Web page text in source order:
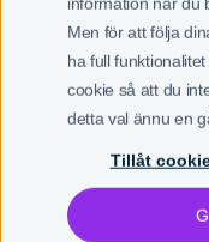
Men för att följa
ha full
cookie så att du
detta val ännu en
Tillåt